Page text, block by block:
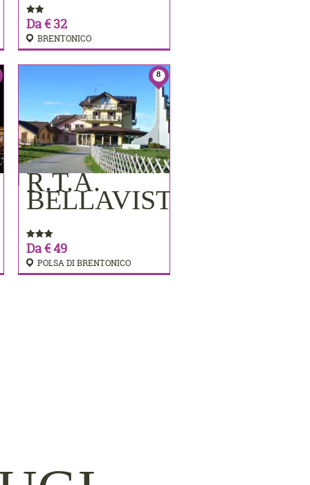
Da € 32
BRENTONICO
8
R.T.A.
BELLAVISTA
Da € 49
POLSA DI BRENTONICO
PRENOTA